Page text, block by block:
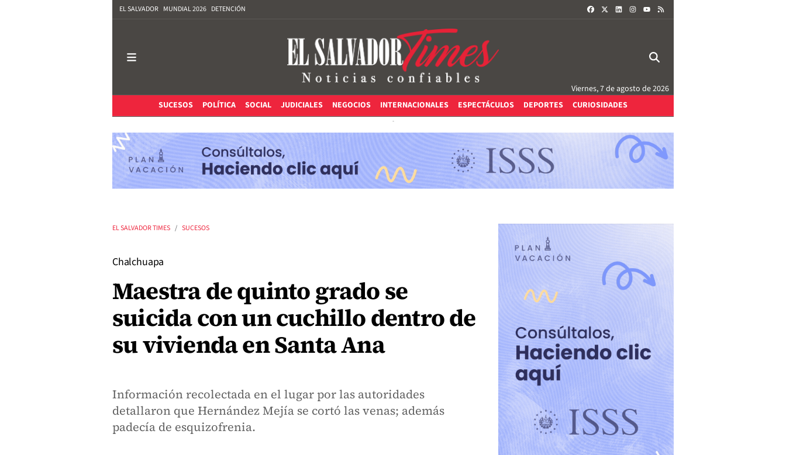
EL SALVADOR MUNDIAL 2026 DETENCIÓN FACEBOOKLINKEDININSTAGRAM
Viernes, 7 de agosto de 2026
SUCESOS
POLÍTICA SOCIAL JUDICIALES NEGOCIOS INTERNACIONALES ESPECTÁCULOS DEPORTES CURIOSIDADES
EL SALVADOR TIMES SUCESOS
Chalchuapa
Maestra de quinto grado se
suicida con un cuchillo dentro de
su vivienda en Santa Ana
Información recolectada en el lugar por las autoridades
detallaron que Hernández Mejía se cortó las venas; además
padecía de esquizofrenia.